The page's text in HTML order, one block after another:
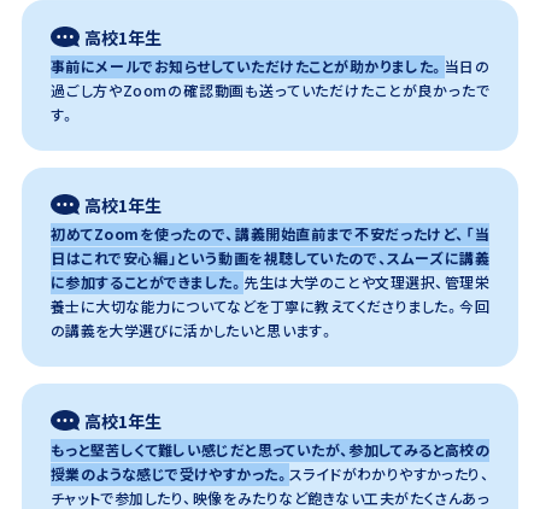
高校1年生
事前にメールでお知らせしていただけたことが助かりました。 当日の
過ごし方やZoomの確認動画も送っていただけたことが良かったで
す。
高校1年生
初めてZoomを使ったので、講義開始直前まで不安だったけど、「当
日はこれで安心編」という動画を視聴していたので、スムーズに講義
に参加することができました。 先生は大学のことや文理選択、管理栄
養士に大切な能力についてなどを丁寧に教えてくださりました。今回
の講義を大学選びに活かしたいと思います。
高校1年生
もっと堅苦しくて難しい感じだと思っていたが、参加してみると高校の
授業のような感じで受けやすかった。 スライドがわかりやすかったり、
チャットで参加したり、映像をみたりなど飽きない工夫がたくさんあっ